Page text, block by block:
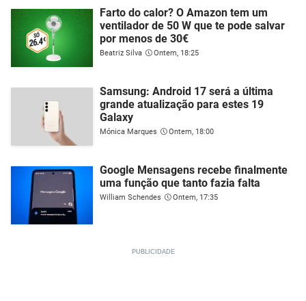
Farto do calor? O Amazon tem um
ventilador de 50 W que te pode salvar
por menos de 30€
Beatriz Silva Ontem, 18:25
Samsung: Android 17 será a última
grande atualização para estes 19
Galaxy
Mónica Marques Ontem, 18:00
Google Mensagens recebe finalmente
uma função que tanto fazia falta
William Schendes Ontem, 17:35